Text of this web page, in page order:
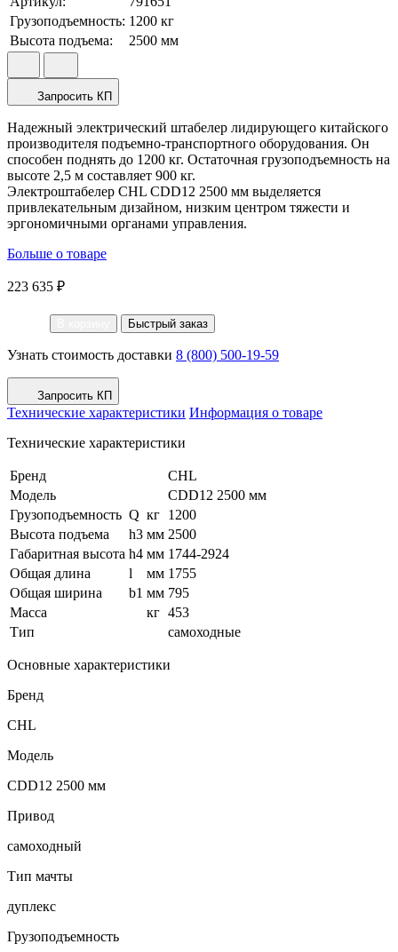
Грузоподъемность: 1200 кг
Высота подъема:
2500 мм
Запросить КП
Надежный электрический штабелер лидирующего китайского
производителя подъемно-транспортного оборудования. Он
способен поднять до 1200 кг. Остаточная грузоподъемность на
высоте 2,5 м составляет 900 кг.
Электроштабелер CHL CDD12 2500 мм выделяется
привлекательным дизайном, низким центром тяжести и
эргономичными органами управления.
Больше о товаре
223 635 ₽
Быстрый заказ
Узнать стоимость доставки 8 (800) 500-19-59
Запросить КП
Технические характеристики Информация о товаре
Технические характеристики
Бренд
CHL
Модель
CDD12 2500 мм
Грузоподъемность Q кг 1200
Высота подъема
h3 мм 2500
Габаритная высота h4 мм 1744-2924
Общая длина
l мм 1755
Общая ширина
b1 мм 795
Масса
кг 453
Тип
самоходные
Основные характеристики
Бренд
CHL
Модель
CDD12 2500 мм
Привод
самоходный
Тип мачты
дуплекс
Грузоподъемность